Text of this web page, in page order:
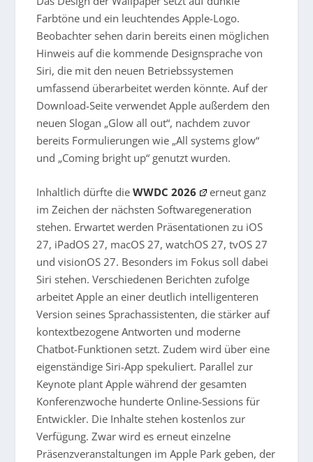
Farbtöne und ein leuchtendes Apple-Logo.
Beobachter sehen darin bereits einen möglichen
Hinweis auf die kommende Designsprache von
Siri, die mit den neuen Betriebssystemen
umfassend überarbeitet werden könnte. Auf der
Download-Seite verwendet Apple außerdem den
neuen Slogan „Glow all out“, nachdem zuvor
bereits Formulierungen wie „All systems glow“
und „Coming bright up“ genutzt wurden.
Inhaltlich dürfte dieWWDC 2026
erneut ganz
im Zeichen der nächsten Softwaregeneration
stehen. Erwartet werden Präsentationen zu iOS
27, iPadOS 27, macOS 27, watchOS 27, tvOS 27
und visionOS 27. Besonders im Fokus soll dabei
Siri stehen. Verschiedenen Berichten zufolge
arbeitet Apple an einer deutlich intelligenteren
Version seines Sprachassistenten, die stärker auf
kontextbezogene Antworten und moderne
Chatbot-Funktionen setzt. Zudem wird über eine
eigenständige Siri-App spekuliert. Parallel zur
Keynote plant Apple während der gesamten
Konferenzwoche hunderte Online-Sessions für
Entwickler. Die Inhalte stehen kostenlos zur
Verfügung. Zwar wird es erneut einzelne
Präsenzveranstaltungen im Apple Park geben, der